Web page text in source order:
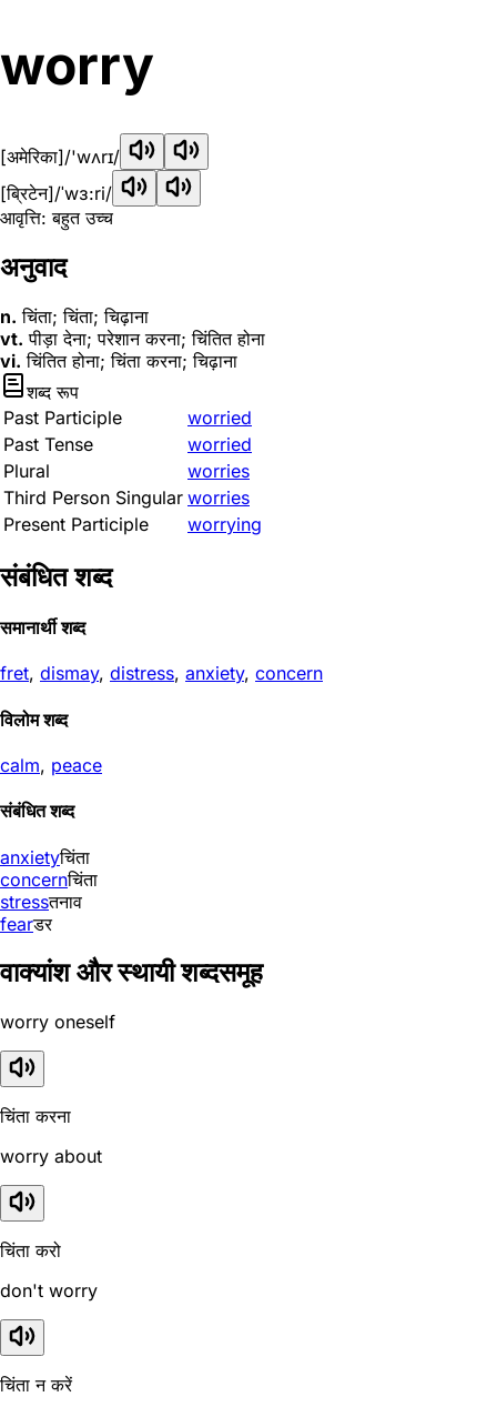
worry
[अमेरिका]/'wʌrɪ/
[ब्रिटेन]/ˈwɜ:ri/
आवृत्ति: बहुत उच्च
अनुवाद
n. चिंता; चिंता; चिढ़ाना
vt. पीड़ा देना; परेशान करना; चिंतित होना
vi. चिंतित होना; चिंता करना; चिढ़ाना
शब्द रूप
Past Participle
worried
Past Tense
worried
Plural
worries
Third Person Singular worries
Present Participle
worrying
संबंधित शब्द
समानार्थी शब्द
fret, dismay, distress, anxiety, concern
विलोम शब्द
calm, peace
संबंधित शब्द
anxietyचिंता
concernचिंता
stressतनाव
fearडर
वाक्यांश और स्थायी शब्दसमूह
worry oneself
चिंता करना
worry about
चिंता करो
don't worry
चिंता न करें